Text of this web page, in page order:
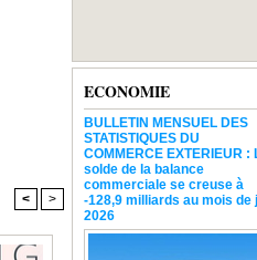
< >
ECONOMIE
BULLETIN MENSUEL DES
STATISTIQUES DU
COMMERCE EXTERIEUR :
solde de la balance
commerciale se creuse à
-128,9 milliards au mois de
2026